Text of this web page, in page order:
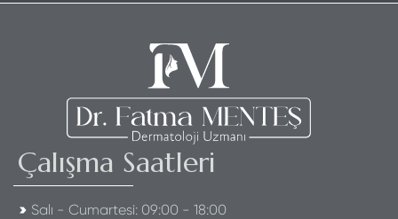
Çalışma Saatleri
Salı - Cumartesi: 09:00 - 18:00